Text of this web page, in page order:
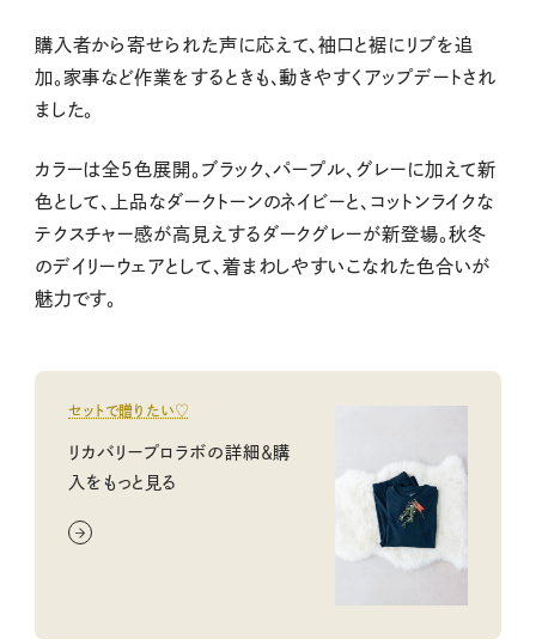
購入者から寄せられた声に応えて、袖口と裾にリブを追
加。家事など作業をするときも、動きやすくアップデートされ
ました。
カラーは全5色展開。ブラック、パープル、グレーに加えて新
色として、上品なダークトーンのネイビーと、コットンライクな
テクスチャー感が高見えするダークグレーが新登場。秋冬
のデイリーウェアとして、着まわしやすいこなれた色合いが
魅力です。
セットで贈りたい♡
リカバリープロラボの詳細＆購
入をもっと見る